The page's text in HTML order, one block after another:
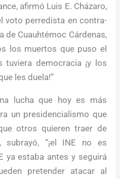
afirmó Luis E. Cházaro,
voto perredista en contra-
de Cuauhtémoc Cárdenas,
los muertos que puso el
tuviera democracia ¡y los
les duela!”
lucha que hoy es más
un presidencialismo que
otros quieren traer de
subrayó, “¡el INE no es
ya estaba antes y seguirá
pretender atacar al